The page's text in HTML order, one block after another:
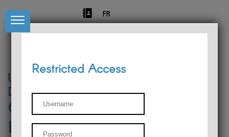
FR
University of Liège
Départment of Philosophy
Center for Phenomenological
Research
Restricted Access